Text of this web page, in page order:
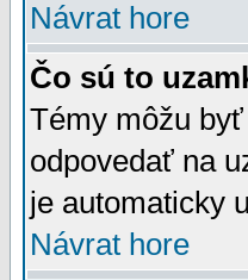
Návrat hore
Čo sú to
Témy môžu
odpovedať na
je automaticky
Návrat hore